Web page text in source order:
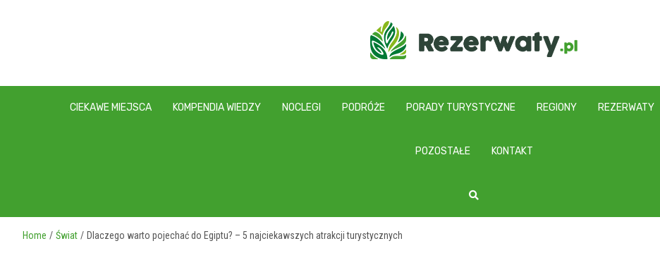
CIEKAWE MIEJSCA KOMPENDIA WIEDZY NOCLEGI PODRÓŻE PORADY TURYSTYCZNE REGIONY REZERWATY
POZOSTAŁE KONTAKT
Home Świat Dlaczego warto pojechać do Egiptu? – 5 najciekawszych atrakcji turystycznych